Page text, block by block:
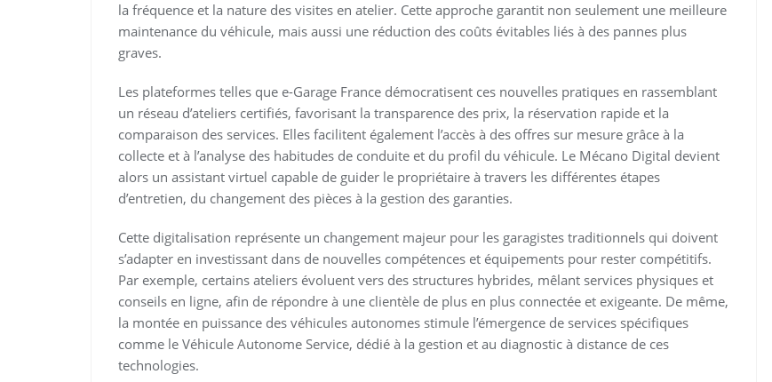
la fréquence et la nature des visites en atelier. Cette approche garantit non seulement une meilleure
maintenance du véhicule, mais aussi une réduction des coûts évitables liés à des pannes plus
graves.
Les plateformes telles que e-Garage France démocratisent ces nouvelles pratiques en rassemblant
un réseau d’ateliers certifiés, favorisant la transparence des prix, la réservation rapide et la
comparaison des services. Elles facilitent également l’accès à des offres sur mesure grâce à la
collecte et à l’analyse des habitudes de conduite et du profil du véhicule. Le Mécano Digital devient
alors un assistant virtuel capable de guider le propriétaire à travers les différentes étapes
d’entretien, du changement des pièces à la gestion des garanties.
Cette digitalisation représente un changement majeur pour les garagistes traditionnels qui doivent
s’adapter en investissant dans de nouvelles compétences et équipements pour rester compétitifs.
Par exemple, certains ateliers évoluent vers des structures hybrides, mêlant services physiques et
conseils en ligne, afin de répondre à une clientèle de plus en plus connectée et exigeante. De même,
la montée en puissance des véhicules autonomes stimule l’émergence de services spécifiques
comme le Véhicule Autonome Service, dédié à la gestion et au diagnostic à distance de ces
technologies.